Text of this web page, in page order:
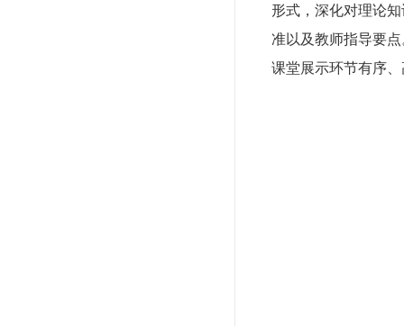
形式，深化对理论
准以及教师指导要
课堂展示环节有序